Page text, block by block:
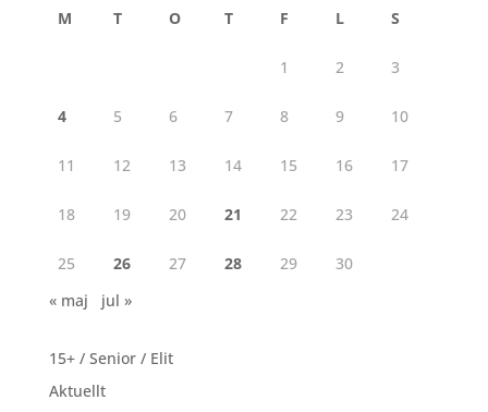
M T O T F L S
1 2 3
4 5 6 7 8 9 10
11 12 13 14 15 16 17
18 19 20 21 22 23 24
25 26 27 28 29
30
« maj
jul »
15+ / Senior / Elit
Aktuellt